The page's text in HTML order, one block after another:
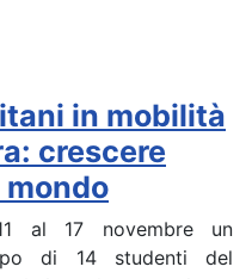
in mobilità
crescere
al 17 novembre un
di 14 studenti del